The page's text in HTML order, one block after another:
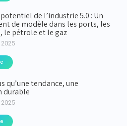
de l’industrie 5.0 : Un
de modèle dans les ports, les
le pétrole et le gaz
qu’une tendance, une
durable